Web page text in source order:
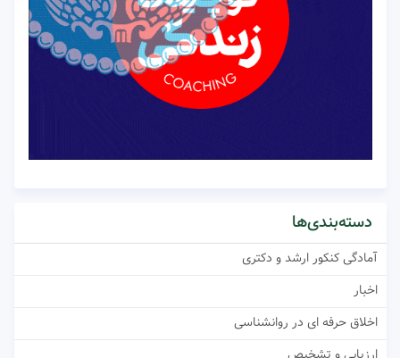
دسته‌بندی‌ها
آمادگی کنکور ارشد و دکتری
اخبار
اخلاق حرفه ای در روانشناسی